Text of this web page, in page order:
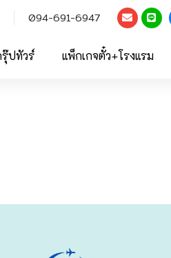
094-691-6947
ปทัวร์ แพ็กเกจตั๋ว+โรงแรม